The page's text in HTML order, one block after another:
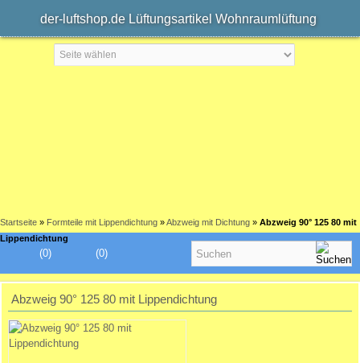
der-luftshop.de Lüftungsartikel Wohnraumlüftung
Startseite » Formteile mit Lippendichtung »Abzweig mit Dichtung » Abzweig 90° 125 80 mit
Lippendichtung
(0)
(0)
Abzweig 90° 125 80 mit Lippendichtung